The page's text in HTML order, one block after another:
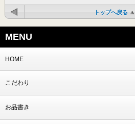
トップへ戻る
MENU
HOME
こだわり
お品書き